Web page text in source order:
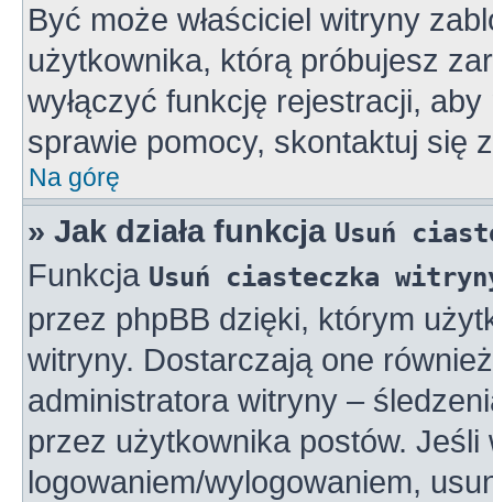
Być może właściciel witryny
użytkownika, którą próbujesz
wyłączyć funkcję rejestracji,
sprawie pomocy, skontaktuj się
Na górę
» Jak działa funkcja Usuń
Funkcja Usuń ciasteczka
przez phpBB dzięki, którym
witryny. Dostarczają one
administratora witryny –
przez użytkownika postów.
logowaniem/wylogowaniem,